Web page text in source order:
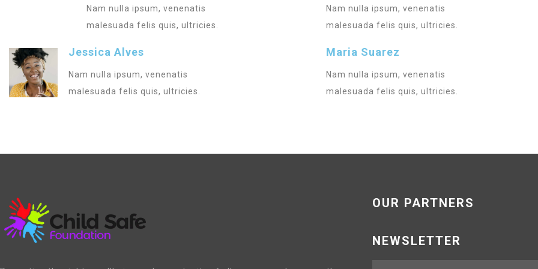
Nam nulla ipsum, venenatis
malesuada felis quis, ultricies.
Jessica Alves
Nam nulla ipsum, venenatis
malesuada felis quis, ultricies.
Nam nulla ipsum, venenatis
malesuada felis quis, ultricies.
Maria Suarez
Nam nulla ipsum, venenatis
malesuada felis quis, ultricies.
OUR PARTNERS
NEWSLETTER